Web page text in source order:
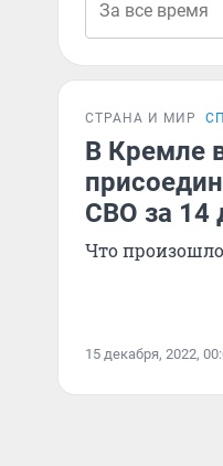
СТРАНА И МИР
В Кремле
СВО за 14
Что
15 декабря, 2022,